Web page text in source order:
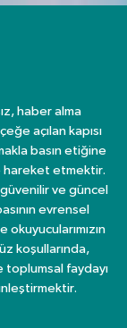
haber alma
açılan kapısı
basın etiğine
hareket etmektir.
ve güncel
evrensel
koşullarında,
toplumsal faydayı